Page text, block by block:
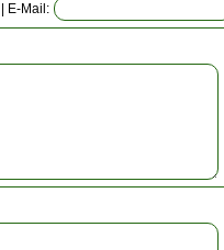
| E-Mail: